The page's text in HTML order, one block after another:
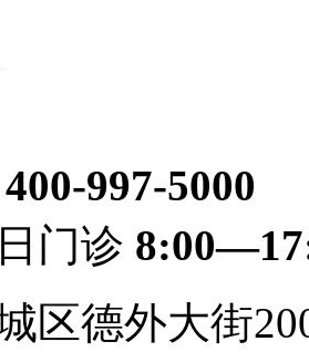
400-997-5000
门诊
区德外大街